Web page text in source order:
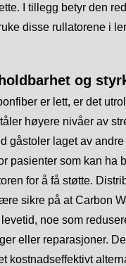
I tillegg betyr den
disse rullatorene i
og
er lett, er det
høyere nivåer av
gåstoler laget av
pasienter som kan ha
for å få støtte.
sikre på at Carbon
noe som
eller reparasjoner.
kostnadseffektivt